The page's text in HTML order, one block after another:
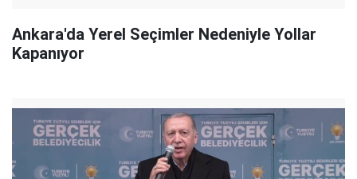
Ankara'da Yerel Seçimler Nedeniyle Yollar
Kapanıyor